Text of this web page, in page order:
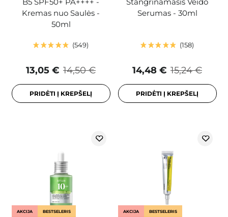
B5 SPF50+ PA++++ -
Kremas nuo Saulės -
50ml
549
14,50 €
13,05 €
PRIDĖTI Į KREPŠELĮ
Stangrinamasis Veido
Serumas - 30ml
158
15,24 €
14,48 €
PRIDĖTI Į KREPŠELĮ
AKCIJA BESTSELERIS AKCIJA BESTSELERIS